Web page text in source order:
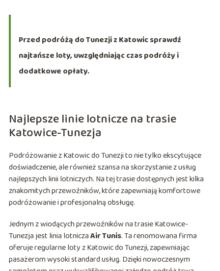
Przed podróżą do Tunezji z Katowic sprawdź
najtańsze loty, uwzględniając czas podróży i
dodatkowe opłaty.
Najlepsze linie lotnicze na trasie
Katowice-Tunezja
Podróżowanie z Katowic do Tunezji to nie tylko ekscytujące
doświadczenie, ale również szansa na skorzystanie z usług
najlepszych linii lotniczych. Na tej trasie dostępnych jest kilka
znakomitych przewoźników, które zapewniają komfortowe
podróżowanie i profesjonalną obsługę.
Jednym z wiodących przewoźników na trasie Katowice-
Tunezja jest linia lotniczaAir Tunis. Ta renomowana firma
oferuje regularne loty z Katowic do Tunezji, zapewniając
pasażerom wysoki standard usług. Dzięki nowoczesnym